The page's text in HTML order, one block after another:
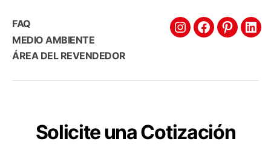
FAQ
MEDIO AMBIENTE
ÁREA DEL REVENDEDOR
Solicite una Cotización